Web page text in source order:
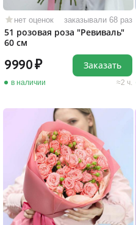
нет оценок заказывали 68 раз
51 розовая роза "Ревиваль"
60 см
9990
в наличии 2 ч.
Заказать